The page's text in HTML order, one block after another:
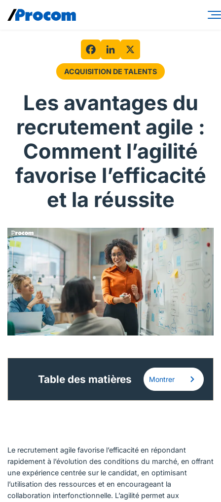
Solutions de main-d’œuvre
Secteurs
Perspectives
À propos
Connexion contractuel
Connexion client
Nous joindre
Postes à pourvoir
FacebookLinkedIn X
ACQUISITION DE TALENTS
Les avantages du
recrutement agile :
Comment l’agilité
favorise l’efficacité
et la réussite
Table des matières Montrer
Le recrutement agile favorise l’efficacité en répondant
rapidement à l’évolution des conditions du marché, en offrant
une expérience centrée sur le candidat, en optimisant
l’utilisation des ressources et en encourageant la
collaboration interfonctionnelle. L’agilité permet aux